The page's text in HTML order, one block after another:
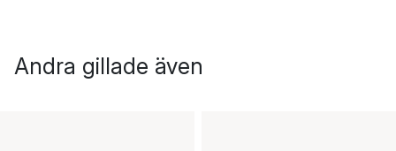
Andra gillade även